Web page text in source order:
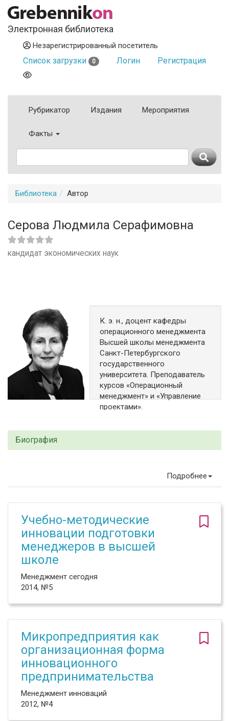
Электронная библиотека
Незарегистрированный посетитель
Список загрузки 0 Логин Регистрация
Рубрикатор Издания Мероприятия
Факты
Библиотека Автор
Серова Людмила Серафимовна
кандидат экономических наук
К. э. н., доцент кафедры
операционного менеджмента
Высшей школы менеджмента
Санкт-Петербургского
государственного
университета. Преподаватель
курсов «Операционный
менеджмент» и «Управление
проектами».
Биография
Подробнее
Учебно-методические
инновации подготовки
менеджеров в высшей
школе
Менеджмент сегодня
2014, №5
Микропредприятия как
организационная форма
инновационного
предпринимательства
Менеджмент инноваций
2012, №4